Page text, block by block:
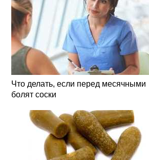
Что делать, если перед месячными
болят соски